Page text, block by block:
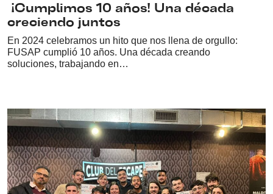
¡Cumplimos 10 años! Una década
creciendo juntos
En 2024 celebramos un hito que nos llena de orgullo:
FUSAP cumplió 10 años. Una década creando
soluciones, trabajando en…